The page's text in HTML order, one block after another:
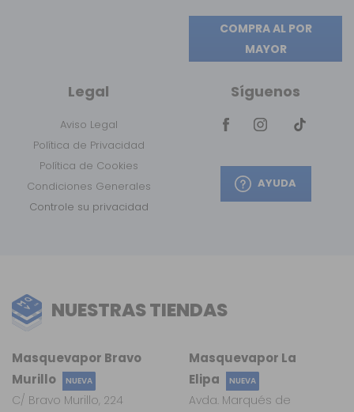
COMPRA AL POR
MAYOR
Legal
Aviso Legal
Política de Privacidad
Política de Cookies
Condiciones Generales
Controle su privacidad
Síguenos
AYUDA
NUESTRAS TIENDAS
Masquevapor La
Elipa
NUEVA
Avda. Marqués de
Masquevapor Bravo
Murillo
NUEVA
C/ Bravo Murillo, 224